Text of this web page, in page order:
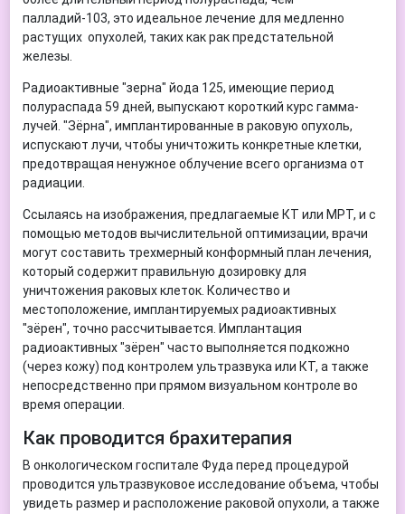
палладий-103, это идеальное лечение для медленно
растущих опухолей, таких как рак предстательной
железы.
Радиоактивные "зерна" йода 125, имеющие период
полураспада 59 дней, выпускают короткий курс гамма-
лучей. "Зёрна", имплантированные в раковую опухоль,
испускают лучи, чтобы уничтожить конкретные клетки,
предотвращая ненужное облучение всего организма от
радиации.
Ссылаясь на изображения, предлагаемые КТ или МРТ, и с
помощью методов вычислительной оптимизации, врачи
могут составить трехмерный конформный план лечения,
который содержит правильную дозировку для
уничтожения раковых клеток. Количество и
местоположение, имплантируемых радиоактивных
"зёрен", точно рассчитывается. Имплантация
радиоактивных "зёрен" часто выполняется подкожно
(через кожу) под контролем ультразвука или КТ, а также
непосредственно при прямом визуальном контроле во
время операции.
Как проводится брахитерапия
В онкологическом госпитале Фуда перед процедурой
проводится ультразвуковое исследование объема, чтобы
увидеть размер и расположение раковой опухоли, а также